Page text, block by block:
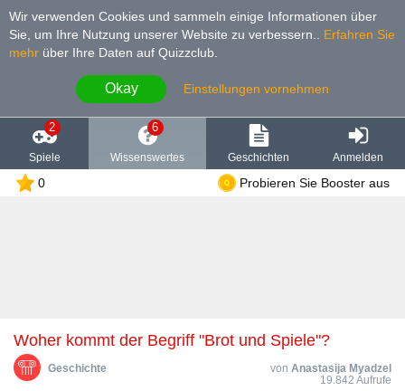
Wir verwenden Cookies und sammeln einige Informationen über
Sie, um Ihre Nutzung unserer Website zu verbessern.
Erfahren Sie
mehr über Ihre Daten auf Quizzclub.
Okay Einstellungen vornehmen
2
Spiele
6
Wissenswertes Geschichten Anmelden
0 Probieren Sie Booster aus
Woher kommt der Begriff "Brot und Spiele"?
Geschichte von Anastasija Myadzel
19.842 Aufrufe